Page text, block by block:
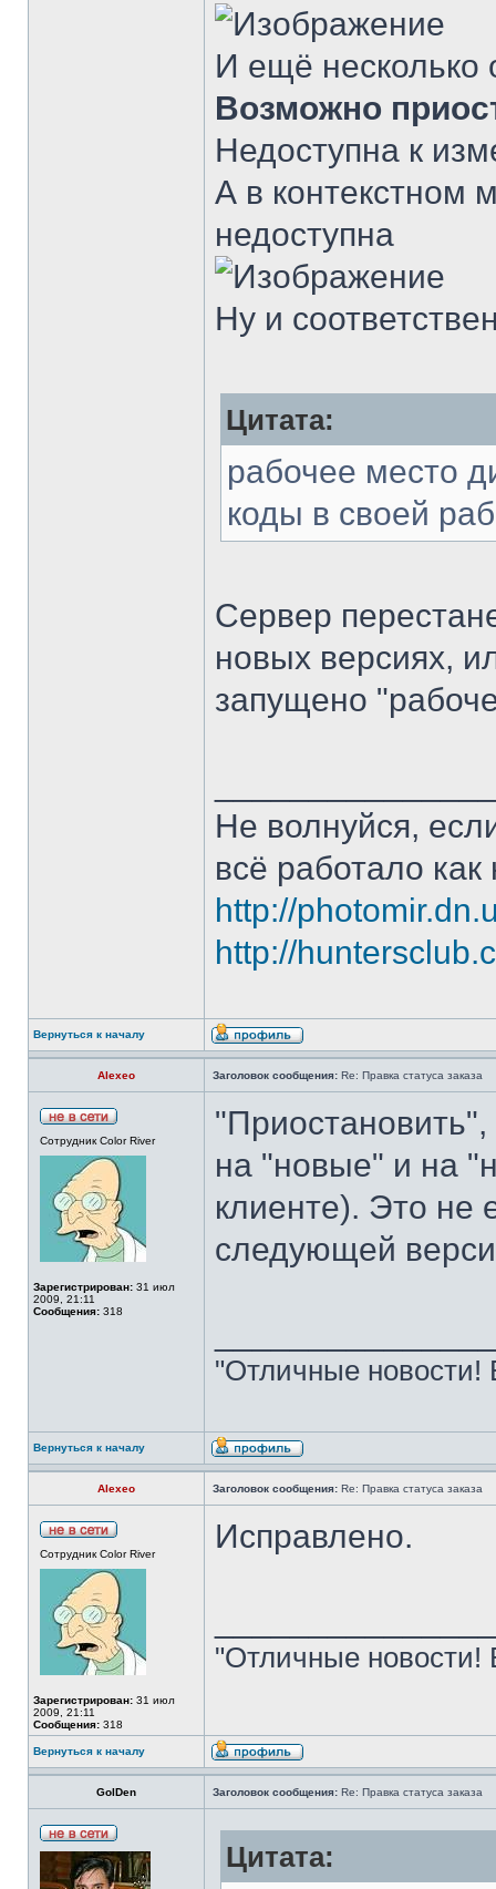
И ещё несколько
Возможно
Недоступна к
А в контекстном
недоступна
Ну и
Цитата:
рабочее место
коды в своей
Сервер
новых версиях,
запущено
Не волнуйся,
всё работало
http://
http://
Вернуться к началу
Alexeo Заголовок сообщения: Re: Правка статуса заказа
Сотрудник Color River
Зарегистрирован: 31 июл
2009, 21:11
Сообщения: 318
"Приостановить",
на "новые" и на
клиенте). Это не
следующей
"Отличные новости!
Вернуться к началу
Alexeo Заголовок сообщения: Re: Правка статуса заказа
Сотрудник Color River
Зарегистрирован: 31 июл
2009, 21:11
Сообщения: 318
Исправлено.
"Отличные новости!
Вернуться к началу
GolDen Заголовок сообщения: Re: Правка статуса заказа
Цитата: